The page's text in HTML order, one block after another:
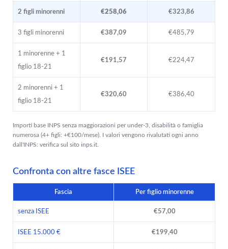
2 figli minorenni €258,06 €323,86
3 figli minorenni €387,09 €485,79
1 minorenne + 1
figlio 18-21
€191,57 €224,47
2 minorenni + 1
figlio 18-21
€320,60 €386,40
Importi base INPS senza maggiorazioni per under-3, disabilità o famiglia
numerosa (4+ figli: +€100/mese). I valori vengono rivalutati ogni anno
dall'INPS: verifica sul sito inps.it.
Confronta con altre fasce ISEE
Fascia Per figlio minorenne
senza ISEE €57,00
ISEE 15.000 € €199,40